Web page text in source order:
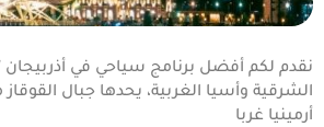
الشرقية وأسيا الغربية، يحدها جبال
أرمينيا غربا